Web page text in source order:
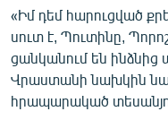
ՀԵՏԵՎԵՔ ՄԵԶ
«Իմ դեմ հարուցված
սուտ է, Պուտինը,
ցանկանում են ինձնից
Վրաստանի նախկին
հրապարակած